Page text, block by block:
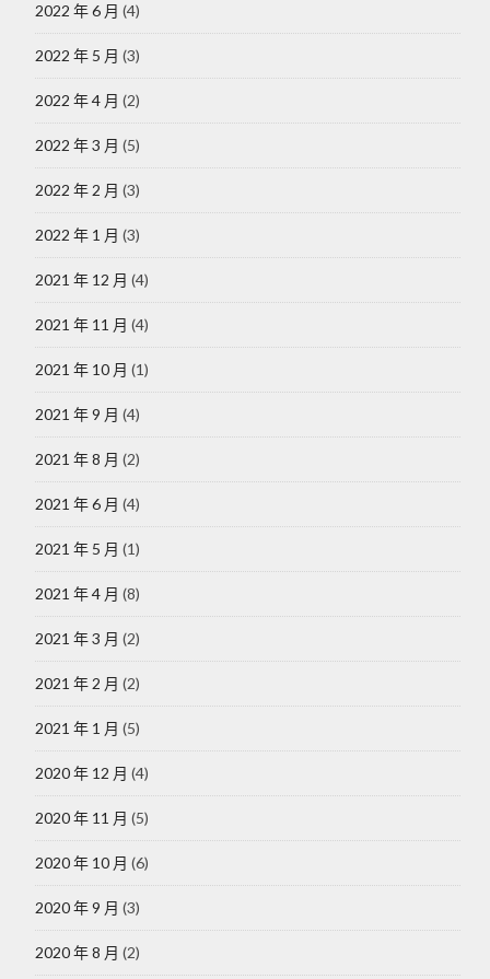
2022 年 6 月 (4)
2022 年 5 月 (3)
2022 年 4 月 (2)
2022 年 3 月 (5)
2022 年 2 月 (3)
2022 年 1 月 (3)
2021 年 12 月 (4)
2021 年 11 月 (4)
2021 年 10 月 (1)
2021 年 9 月 (4)
2021 年 8 月 (2)
2021 年 6 月 (4)
2021 年 5 月 (1)
2021 年 4 月 (8)
2021 年 3 月 (2)
2021 年 2 月 (2)
2021 年 1 月 (5)
2020 年 12 月 (4)
2020 年 11 月 (5)
2020 年 10 月 (6)
2020 年 9 月 (3)
2020 年 8 月 (2)